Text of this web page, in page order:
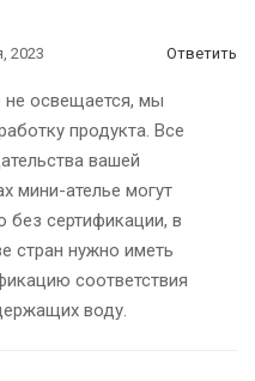
2023 Ответить
не освещается, мы
продукта. Все
вашей
мини-ателье могут
сертификации, в
стран нужно иметь
соответствия
воду.